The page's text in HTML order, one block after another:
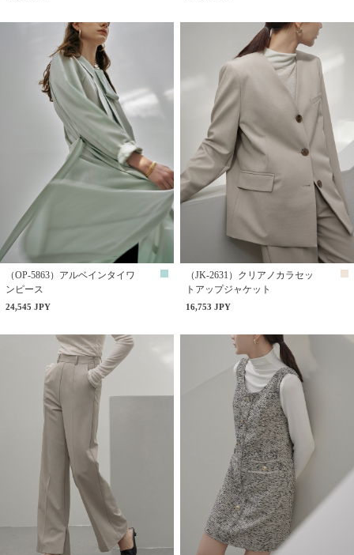
（OP-5863）アルベインタイワ
ンピース
24,545 JPY
（JK-2631）クリアノカラセッ
トアップジャケット
16,753 JPY